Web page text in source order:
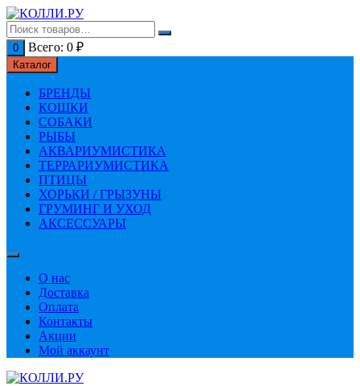
Перейти
к
содержимому
0 Всего: 0 ₽
Каталог
БРЕНДЫ
КОШКИ
СОБАКИ
РЫБЫ
АКВАРИУМИСТИКА
ТЕРРАРИУМИСТИКА
ПТИЦЫ
ХОРЬКИ / ГРЫЗУНЫ
ГРУМИНГ И УХОД
АКСЕССУАРЫ
О нас
Доставка
Оплата
Контакты
Акции
Мой аккаунт